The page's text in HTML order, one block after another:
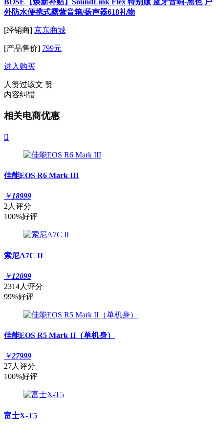
BOSE【焕新补贴】SoundLink Flex 特别版 蓝牙音响-黑色 户
外防水便携式露营音箱/扬声器618礼物
[经销商] 京东商城
[产品售价] 799元
进入购买
人赞过该文 赞
内容纠错
相关电商优惠

佳能EOS R6 Mark III
￥18999
2人评分
100%好评
索尼A7C II
￥12099
2314人评分
99%好评
佳能EOS R5 Mark II（单机身）
￥27999
27人评分
100%好评
富士X-T5